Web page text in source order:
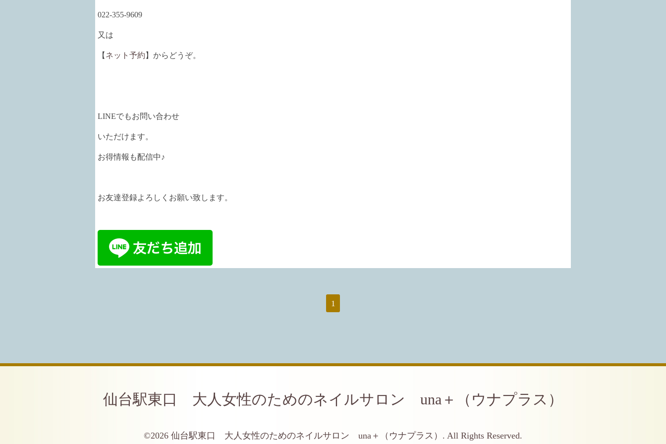
022-355-9609
又は
【 ネット予約 】からどうぞ。
LINEでもお問い合わせ
いただけます。
お得情報も配信中♪
お友達登録よろしくお願い致します。
1
仙台駅東口 大人女性のためのネイルサロン una＋（ウナプラス）
©2026 仙台駅東口 大人女性のためのネイルサロン una＋（ウナプラス） . All Rights Reserved.